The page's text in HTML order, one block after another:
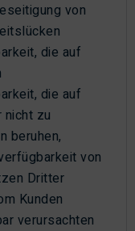
von
die auf
die auf
zu
beruhen,
von
Dritter
Kunden
verursachten